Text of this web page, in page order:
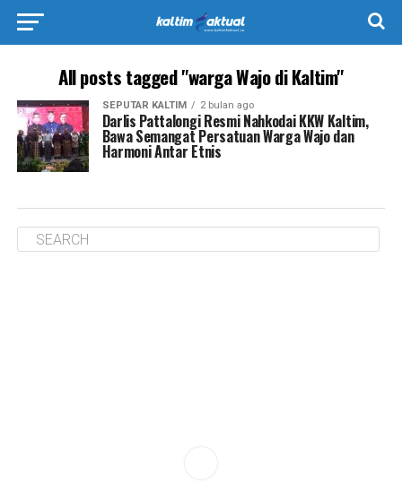
All posts tagged "warga Wajo di Kaltim"
SEPUTAR KALTIM 2 bulan ago
Darlis Pattalongi Resmi Nahkodai KKW Kaltim,
Bawa Semangat Persatuan Warga Wajo dan
Harmoni Antar Etnis